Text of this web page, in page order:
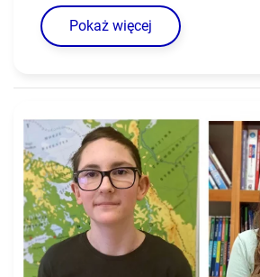
Pokaż więcej